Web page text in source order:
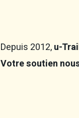
Depuis 2012,u-
Votre soutien